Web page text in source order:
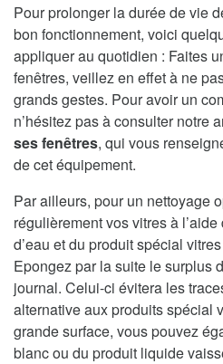
Pour prolonger la durée de vie
bon fonctionnement, voici
appliquer au quotidien : Faites
fenêtres, veillez en effet à ne
grands gestes. Pour avoir un
n’hésitez pas à consulter notre
ses fenêtres, qui vous
de cet équipement.
Par ailleurs, pour un nettoyage
régulièrement vos vitres à
d’eau et du produit spécial
Epongez par la suite le surplus
journal. Celui-ci évitera les
alternative aux produits spécial
grande surface, vous pouvez
blanc ou du produit liquide